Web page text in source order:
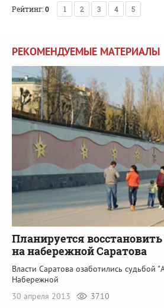
Рейтинг:0 1 2 3 4 5
РЕКОМЕНДУЕМЫЕ МАТЕРИАЛЫ
Планируется
на набережной Саратова
Власти Саратова озаботились судьбой
Набережной
30 апреля 2013
3710